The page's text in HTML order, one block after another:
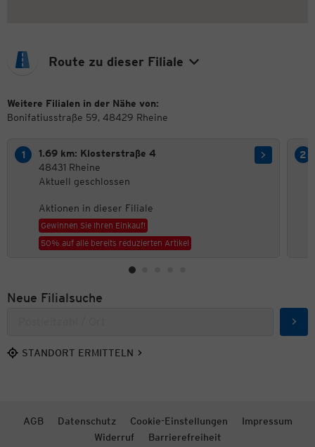
Route zu dieser Filiale
Weitere Filialen in der Nähe von:
Bonifatiusstraße 59, 48429 Rheine
1.69 km: Klosterstraße 4
48431 Rheine
Aktuell geschlossen
Aktionen in dieser Filiale
Gewinnen Sie Ihren Einkauf!
50% auf alle bereits reduzierten Artikel
Neue Filialsuche
STANDORT ERMITTELN
AGB Datenschutz Cookie-Einstellungen
Impressum
Widerruf
Barrierefreiheit